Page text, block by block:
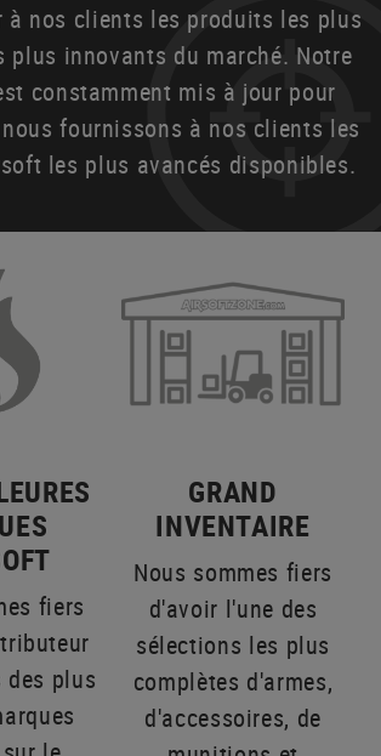
à nos clients les produits les plus
plus innovants du marché. Notre
constamment mis à jour pour
fournissons à nos clients les
les plus avancés disponibles.
fiers
des plus
GRAND
INVENTAIRE
Nous sommes fiers
d'avoir l'une des
sélections les plus
complètes d'armes,
d'accessoires, de